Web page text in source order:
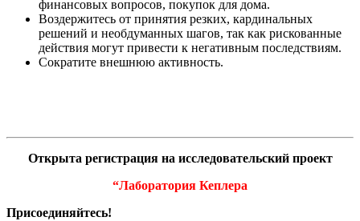
финансовых вопросов, покупок для дома.
Воздержитесь от принятия резких, кардинальных
решений и необдуманных шагов, так как рискованные
действия могут привести к негативным последствиям.
Сократите внешнюю активность.
Открыта регистрация на исследовательский проект
“Лаборатория Кеплера
Присоединяйтесь!